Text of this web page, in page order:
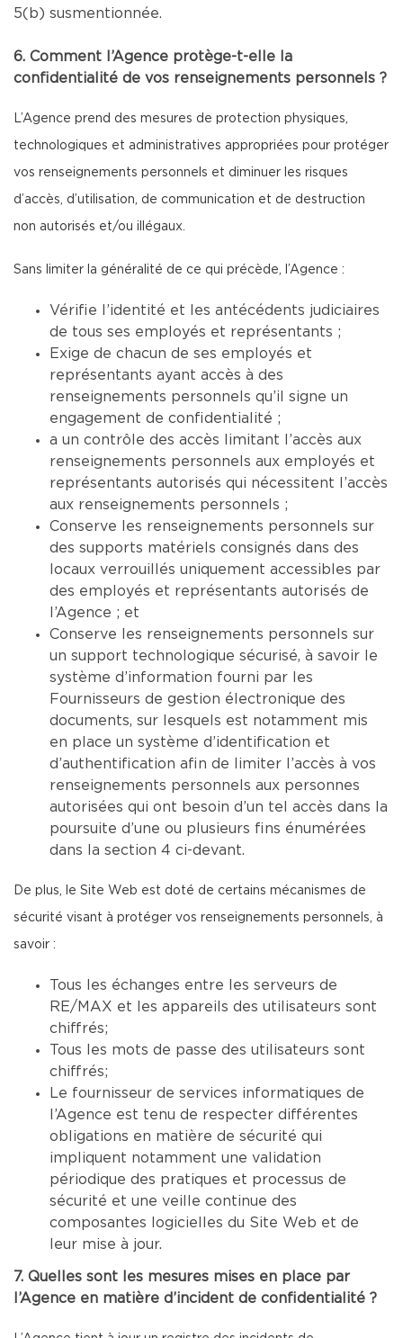
5(b) susmentionnée.
6. Comment l’Agence protège-t-elle la
confidentialité de vos renseignements personnels ?
L’Agence prend des mesures de protection physiques,
technologiques et administratives appropriées pour protéger
vos renseignements personnels et diminuer les risques
d’accès, d’utilisation, de communication et de destruction
non autorisés et/ou illégaux.
Sans limiter la généralité de ce qui précède, l’Agence :
Vérifie l’identité et les antécédents judiciaires
de tous ses employés et représentants ;
Exige de chacun de ses employés et
représentants ayant accès à des
renseignements personnels qu’il signe un
engagement de confidentialité ;
a un contrôle des accès limitant l’accès aux
renseignements personnels aux employés et
représentants autorisés qui nécessitent l’accès
aux renseignements personnels ;
Conserve les renseignements personnels sur
des supports matériels consignés dans des
locaux verrouillés uniquement accessibles par
des employés et représentants autorisés de
l’Agence ; et
Conserve les renseignements personnels sur
un support technologique sécurisé, à savoir le
système d’information fourni par les
Fournisseurs de gestion électronique des
documents, sur lesquels est notamment mis
en place un système d’identification et
d’authentification afin de limiter l’accès à vos
renseignements personnels aux personnes
autorisées qui ont besoin d’un tel accès dans la
poursuite d’une ou plusieurs fins énumérées
dans la section 4 ci-devant.
De plus, le Site Web est doté de certains mécanismes de
sécurité visant à protéger vos renseignements personnels, à
savoir :
Tous les échanges entre les serveurs de
RE/MAX et les appareils des utilisateurs sont
chiffrés;
Tous les mots de passe des utilisateurs sont
chiffrés;
Le fournisseur de services informatiques de
l’Agence est tenu de respecter différentes
obligations en matière de sécurité qui
impliquent notamment une validation
périodique des pratiques et processus de
sécurité et une veille continue des
composantes logicielles du Site Web et de
leur mise à jour.
7. Quelles sont les mesures mises en place par
l’Agence en matière d’incident de confidentialité ?